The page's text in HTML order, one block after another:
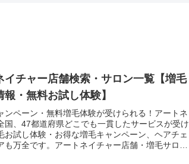
イチャー店舗検索・サロン一覧【増毛
・無料お試し体験】
ンペーン・無料増毛体験が受けられる！アートネ
国、47都道府県どこでも一貫したサービスが受け
お試し体験・お得な増毛キャンペーン、ヘアチェ
も万全です。アートネイチャー店舗・増毛サロン